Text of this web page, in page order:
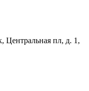
Центральная пл, д. 1,